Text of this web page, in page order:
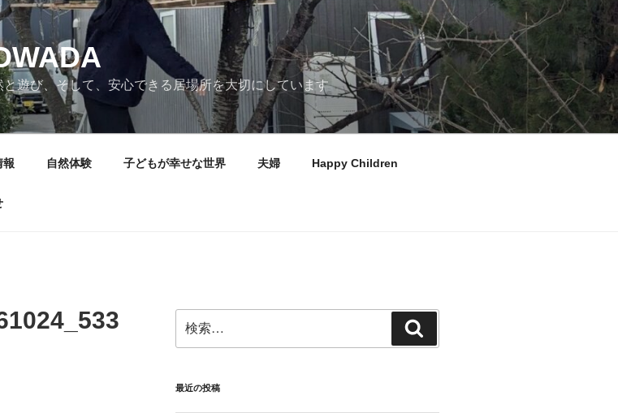
遊び、そして、安心できる居場所を大切にしています
報 自然体験 子どもが幸せな世界 夫婦 Happy Children
索:
索
最近の投稿